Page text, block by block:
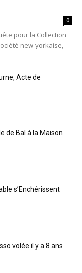
0
pour la Collection
new-yorkaise,
Acte de
de Bal à la Maison
s’Enchérissent
volée il y a 8 ans